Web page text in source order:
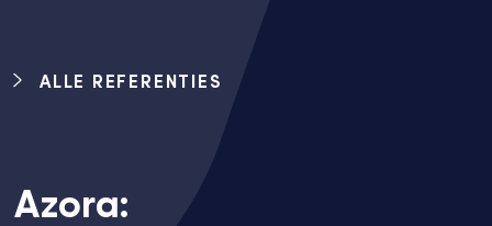
ALLE REFERENTIES
Azora: